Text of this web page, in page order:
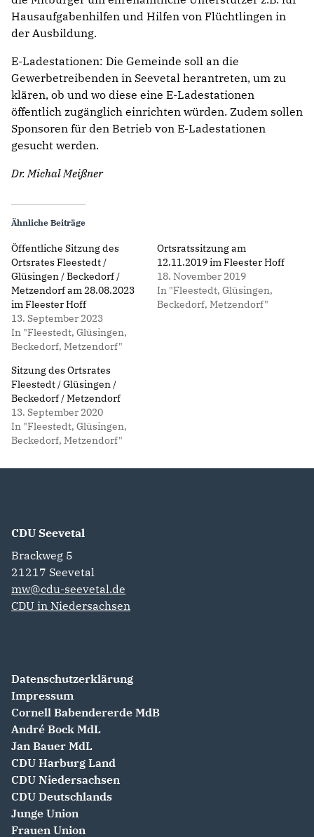
Hausaufgabenhilfen und Hilfen von Flüchtlingen in
der Ausbildung.
E-Ladestationen: Die Gemeinde soll an die
Gewerbetreibenden in Seevetal herantreten, um zu
klären, ob und wo diese eine E-Ladestationen
öffentlich zugänglich einrichten würden. Zudem sollen
Sponsoren für den Betrieb von E-Ladestationen
gesucht werden.
Dr. Michal Meißner
Ähnliche Beiträge
Öffentliche Sitzung des
Ortsrates Fleestedt /
Glüsingen / Beckedorf /
Metzendorf am 28.08.2023
im Fleester Hoff
13. September 2023
In "Fleestedt, Glüsingen,
Beckedorf, Metzendorf"
Ortsratssitzung am
12.11.2019 im Fleester Hoff
18. November 2019
In "Fleestedt, Glüsingen,
Beckedorf, Metzendorf"
Sitzung des Ortsrates
Fleestedt / Glüsingen /
Beckedorf / Metzendorf
13. September 2020
In "Fleestedt, Glüsingen,
Beckedorf, Metzendorf"
CDU Seevetal
Brackweg 5
21217 Seevetal
mw@cdu-seevetal.de
CDU in Niedersachsen
Datenschutzerklärung
Impressum
Cornell Babendererde MdB
André Bock MdL
Jan Bauer MdL
CDU Harburg Land
CDU Niedersachsen
CDU Deutschlands
Junge Union
Frauen Union